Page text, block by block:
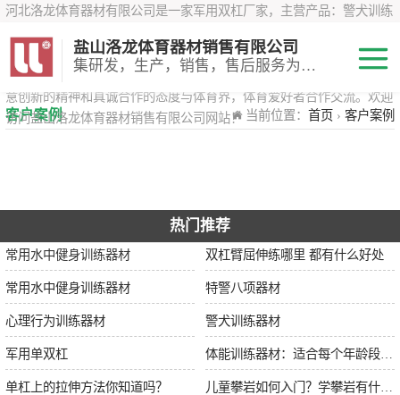
河北洛龙体育器材有限公司是一家军用双杠厂家，主营产品：警犬训练
*训练器材、400米障碍器材、军用单杠、军用双杠、军犬训练器材等训
练器材，咨询攀岩墙价格？在线咨询客服，公司以顾客至上的原则，锐
意创新的精神和真诚合作的态度与体育界，体育爱好者合作交流。欢迎
访问盐山洛龙体育器材销售有限公司网站！
盐山洛龙体育器材销售有限公司
集研发，生产，销售，售后服务为一体
客户案例 当前位置： 首页 › 客户案例
热门推荐
常用水中健身训练器材 双杠臂屈伸练哪里 都有什么好处
常用水中健身训练器材 特警八项器材
心理行为训练器材 警犬训练器材
军用单双杠
单杠上的拉伸方法你知道吗？
200米障碍器材
警犬训练器材
军用单双杠
400米障碍器材